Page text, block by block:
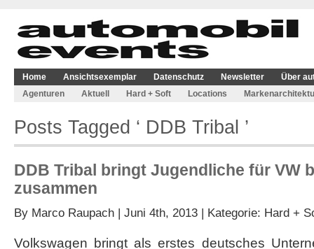
Home Ansichtsexemplar Datenschutz Newsletter
Über
Agenturen
Aktuell Hard + Soft Locations
Posts Tagged ‘ DDB Tribal ’
DDB Tribal bringt Jugendliche für VW
zusammen
By Marco Raupach | Juni 4th, 2013 | Kategorie: Hard +
Volkswagen bringt als erstes deutsches